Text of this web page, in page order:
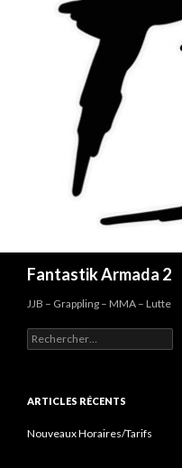
Fantastik Armada 2
JJB – Grappling – MMA – Lutte
Rechercher :
ARTICLES RÉCENTS
Nouveaux Horaires/Tarifs